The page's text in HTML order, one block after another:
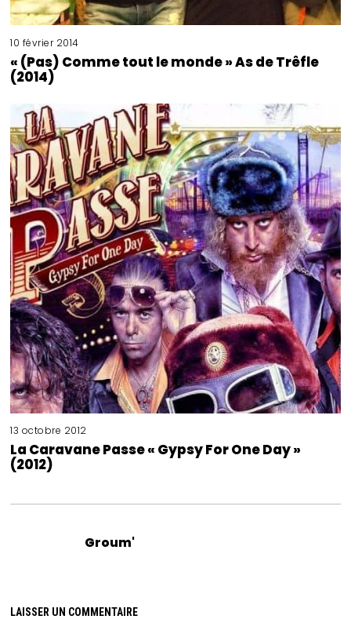
10 février 2014
« (Pas) Comme tout le monde » As de Trêfle
(2014)
13 octobre 2012
La Caravane Passe « Gypsy For One Day »
(2012)
Groum'
LAISSER UN COMMENTAIRE